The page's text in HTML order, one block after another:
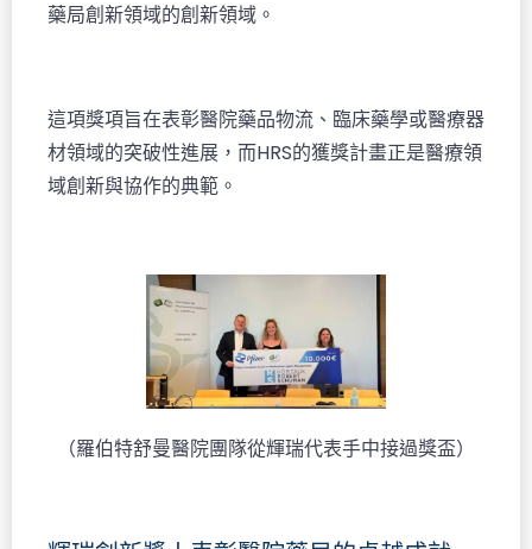
藥局創新領域的創新領域。
這項獎項旨在表彰醫院藥品物流、臨床藥學或醫療器
材領域的突破性進展，而HRS的獲獎計畫正是醫療領
域創新與協作的典範。
（羅伯特舒曼醫院團隊從輝瑞代表手中接過獎盃）